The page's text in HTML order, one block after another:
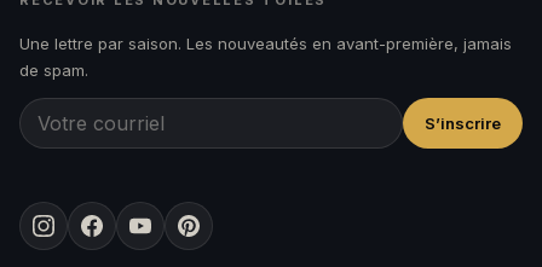
Une lettre par saison. Les nouveautés en avant-première, jamais
de spam.
S’inscrire
InstagramFacebookYouTubePinterest